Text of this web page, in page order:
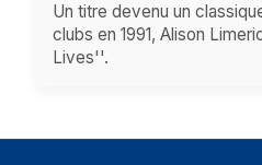
Un titre devenu un
clubs en 1991, Alison
Lives''.